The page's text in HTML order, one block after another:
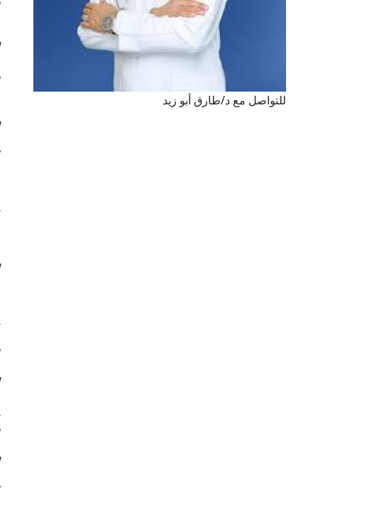
للتواصل مع د/طارق أبو زيد